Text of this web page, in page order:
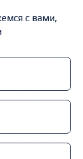
с вами,